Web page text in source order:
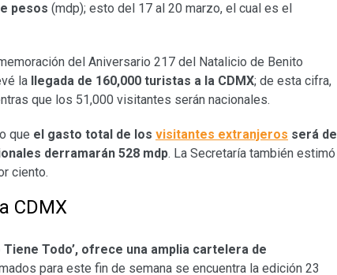
pesos (mdp); esto del 17 al 20 marzo, el cual es el
del Aniversario 217 del Natalicio de Benito
la llegada de 160,000 turistas a la CDMX; de esta cifra,
que los 51,000 visitantes serán nacionales.
que el gasto total de los visitantes extranjeros será de
derramarán 528 mdp. La Secretaría también estimó
ciento.
CDMX
Tiene Todo’, ofrece una amplia cartelera de
para este fin de semana se encuentra la edición 23